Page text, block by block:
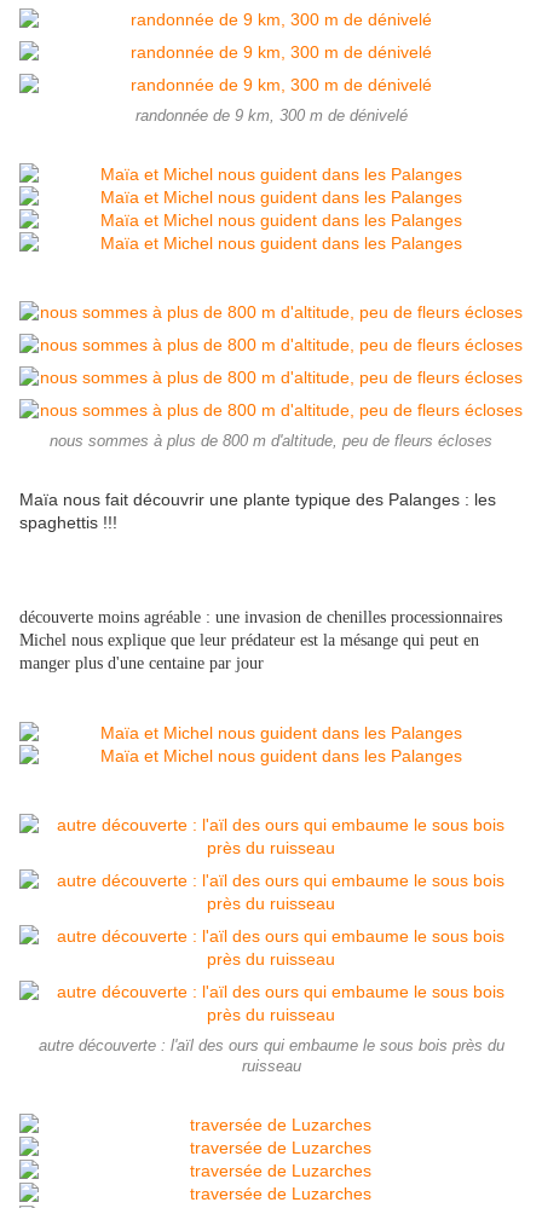
randonnée de 9 km, 300 m de dénivelé
nous sommes à plus de 800 m d'altitude, peu de fleurs écloses
Maïa nous fait découvrir une plante typique des Palanges : les
spaghettis !!!
découverte moins agréable : une invasion de chenilles processionnaires
Michel nous explique que leur prédateur est la mésange qui peut en
manger plus d'une centaine par jour
autre découverte : l'aïl des ours qui embaume le sous bois près du
ruisseau